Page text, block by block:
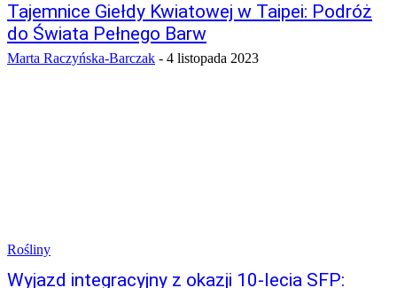
Tajemnice Giełdy Kwiatowej w Taipei: Podróż
do Świata Pełnego Barw
Marta Raczyńska-Barczak - 4 listopada 2023
Rośliny
Wyjazd integracyjny z okazji 10-lecia SFP: